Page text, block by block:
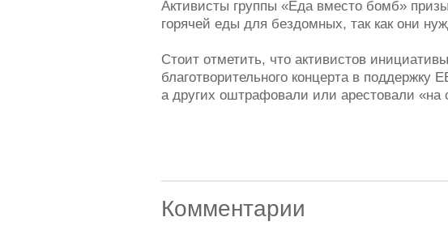
Активисты группы «Еда вместо бомб»
горячей еды для бездомных, так как они
Стоит отметить, что активистов
благотворительного концерта в
а других оштрафовали или арестовали «на
Комментарии